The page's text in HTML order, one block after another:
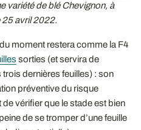
variété de blé Chevignon, à
25 avril 2022.
moment restera comme la F4
sorties (et servira de
dernières feuilles) : son
préventive du risque
vérifier que le stade est bien
de se tromper d’une feuille